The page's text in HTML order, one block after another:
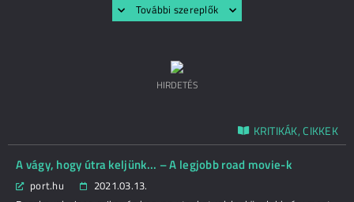
További szereplők
HIRDETÉS
KRITIKÁK, CIKKEK
A vágy, hogy útra keljünk... – A legjobb road movie-k
port.hu
2021.03.13.